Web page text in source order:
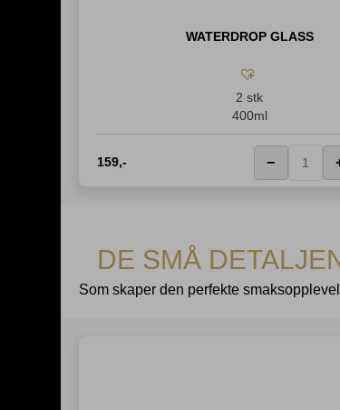
WATERDROP GLASS
2 stk
400ml
159,- −
DE SMÅ
Som skaper den perfekte